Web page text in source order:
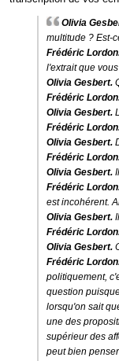
Olivia
multitude ? Est-
Frédéric
l'extrait que
Olivia Gesbert.
Frédéric
Olivia Gesbert.
Frédéric
Olivia Gesbert.
Frédéric
Olivia Gesbert.
Frédéric
est incohérent.
Olivia Gesbert.
Frédéric
Olivia Gesbert.
Frédéric
politiquement,
question
lorsqu'on sait
une des
supérieur des
peut bien